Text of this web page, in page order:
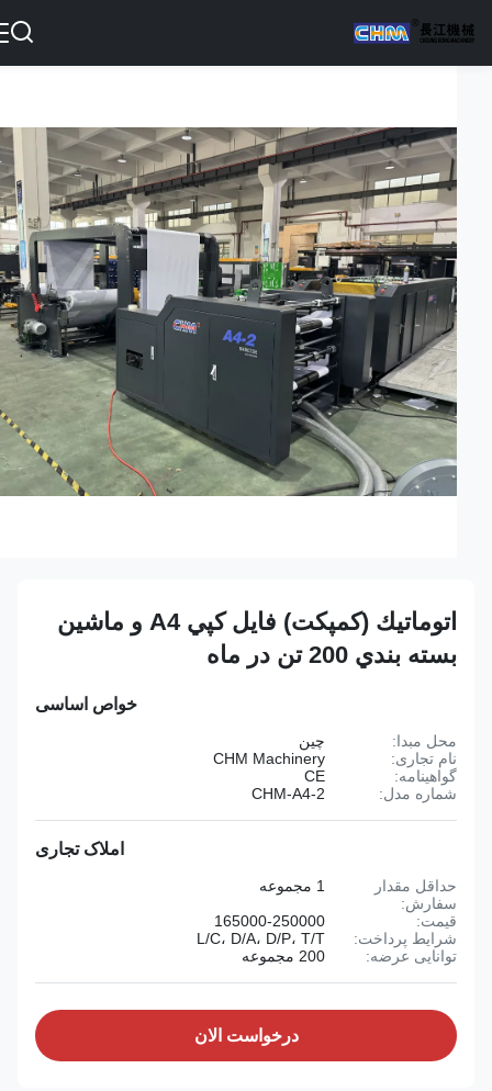
اتوماتيك (کمپکت) فايل كپي A4 و ماشين
بسته بندي 200 تن در ماه
خواص اساسی
محل مبدا:
نام تجاری:
CHM Machinery
گواهینامه:
شماره مدل:
CHM-A4-2
املاک تجاری
حداقل مقدار
سفارش:
قیمت:
165000-250000
شرایط پرداخت:
L/C، D/A، D/P، T/T
توانایی عرضه:
درخواست الان